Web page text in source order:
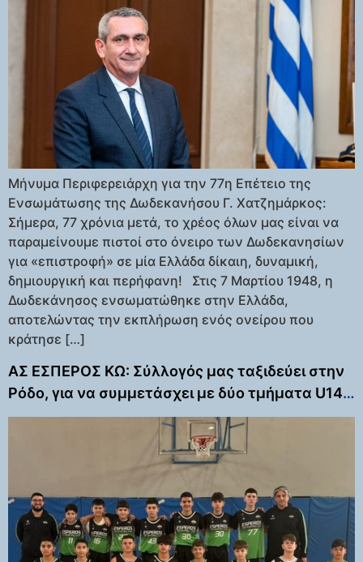
Μήνυμα Περιφερειάρχη για την 77η Επέτειο της
Ενσωμάτωσης της Δωδεκανήσου Γ. Χατζημάρκος:
Σήμερα, 77 χρόνια μετά, το χρέος όλων μας είναι να
παραμείνουμε πιστοί στο όνειρο των Δωδεκανησίων
για «επιστροφή» σε μία Ελλάδα δίκαιη, δυναμική,
δημιουργική και περήφανη! Στις 7 Μαρτίου 1948, η
Δωδεκάνησος ενσωματώθηκε στην Ελλάδα,
αποτελώντας την εκπλήρωση ενός ονείρου που
κράτησε […]
ΑΣ ΕΣΠΕΡΟΣ ΚΩ: Σύλλογός μας ταξιδεύει στην
Ρόδο, για να συμμετάσχει με δύο τμήματα U14
αγοριών, στο τουρνουά που θα διοργανώσει το
Ροδίων Άθλησης υπό την αιγίδα της ΤΕ ΕΟΚ